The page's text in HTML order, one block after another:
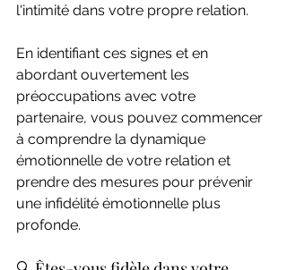
l'intimité dans votre propre relation.
En identifiant ces signes et en
abordant ouvertement les
préoccupations avec votre
partenaire, vous pouvez commencer
à comprendre la dynamique
émotionnelle de votre relation et
prendre des mesures pour prévenir
une infidélité émotionnelle plus
profonde.